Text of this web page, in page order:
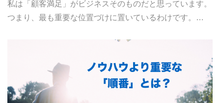
私は「顧客満足」がビジネスそのものだと思っています。
つまり、最も重要な位置づけに置いているわけです。…